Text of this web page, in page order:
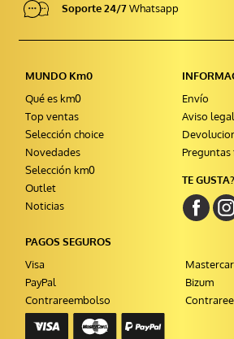
Soporte 24/7Whatsapp
MUNDO Km0
Qué es km0
Top ventas
Selección choice
Novedades
Selección km0
Outlet
Noticias
Envío
Aviso legal
TE
PAGOS SEGUROS
Visa
PayPal
Bizum
Contrareembolso